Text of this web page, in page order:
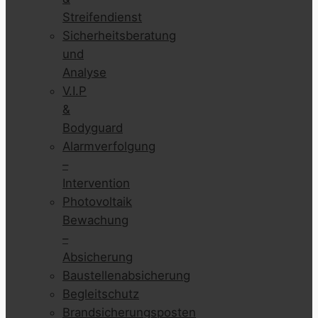
Streifendienst
Sicherheitsberatung
und
Analyse
V.I.P
&
Bodyguard
Alarmverfolgung
–
Intervention
Photovoltaik
Bewachung
–
Absicherung
Baustellenabsicherung
Begleitschutz
Brandsicherungsposten